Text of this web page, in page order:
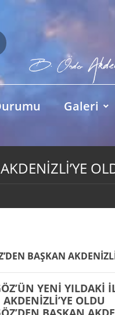
Galeri
BAŞKAN
ÜN YENİ YILDAKİ
OLDU